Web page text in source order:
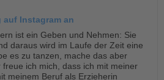
auf Instagram an
ist ein Geben und Nehmen: Sie
daraus wird im Laufe der Zeit eine
es zu tanzen, mache das aber
ich mich, dass ich mit meiner
meinem Beruf als Erzieherin